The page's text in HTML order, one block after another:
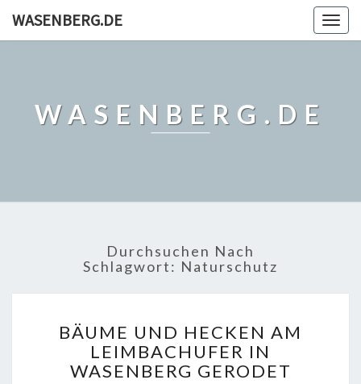
WASENBERG.DE
WASENBERG.DE
Durchsuchen Nach
Schlagwort: Naturschutz
UND
HECKEN
AM
BÄUME UND HECKEN AM
LEIMBACHUFER IN
WASENBERG GERODET